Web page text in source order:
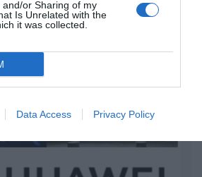
and/or Sharing of my
Is Unrelated with the
it was collected.
Data Access Privacy Policy